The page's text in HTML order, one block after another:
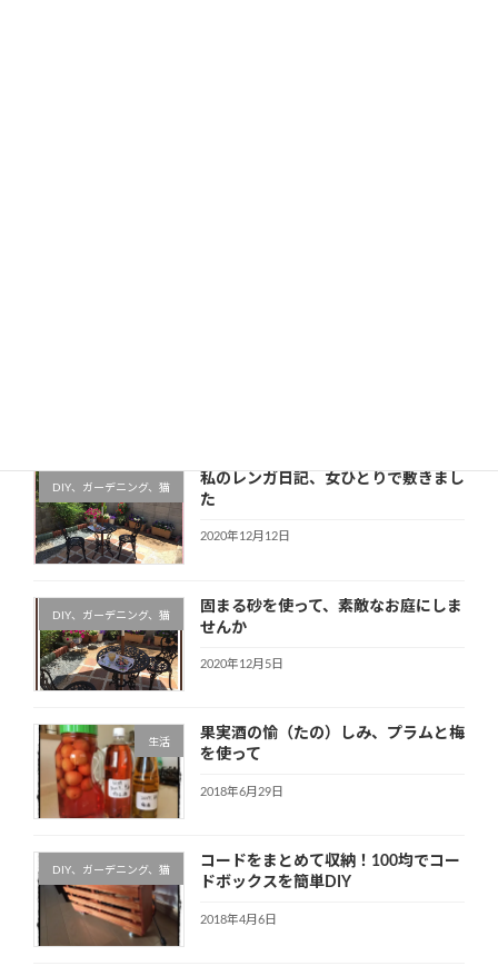
DIY、ガーデニング、猫
私のレンガ日記、女ひとりで敷きまし
た
2020年12月12日
DIY、ガーデニング、猫
固まる砂を使って、素敵なお庭にしま
せんか
2020年12月5日
生活
果実酒の愉（たの）しみ、プラムと梅
を使って
2018年6月29日
DIY、ガーデニング、猫
コードをまとめて収納！100均でコー
ドボックスを簡単DIY
2018年4月6日